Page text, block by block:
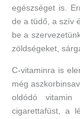
egészséget is.
de a tüdő, a szív
be a
zöldségeket,
C-vitaminra is
még
oldódó
cigarettafüst, a